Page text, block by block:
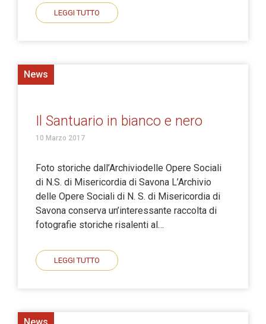
LEGGI TUTTO
News
Il Santuario in bianco e nero
10 Marzo 2017
Foto storiche dall’Archiviodelle Opere Sociali
di N.S. di Misericordia di Savona L’Archivio
delle Opere Sociali di N. S. di Misericordia di
Savona conserva un’interessante raccolta di
fotografie storiche risalenti al…
LEGGI TUTTO